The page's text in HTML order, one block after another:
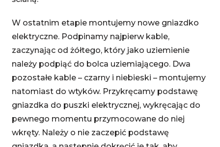
W ostatnim etapie montujemy nowe gniazdko
elektryczne. Podpinamy najpierw kable,
zaczynając od żółtego, który jako uziemienie
należy podpiąć do bolca uziemiającego. Dwa
pozostałe kable – czarny i niebieski – montujemy
natomiast do wtyków. Przykręcamy podstawę
gniazdka do puszki elektrycznej, wykręcając do
pewnego momentu przymocowane do niej
wkręty. Należy o nie zaczepić podstawę